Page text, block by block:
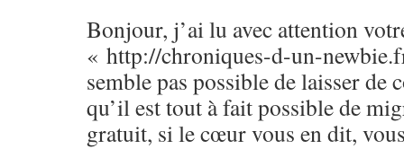
Bonjour, j’ai lu avec attention
« http://chroniques-d-un-
semble pas possible de laisser de
qu’il est tout à fait possible de
gratuit, si le cœur vous en dit,